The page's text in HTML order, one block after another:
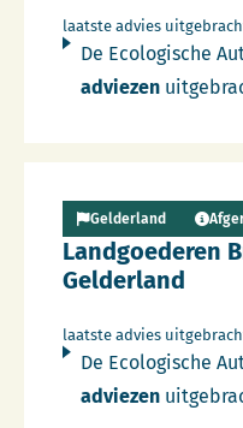
laatste advies
De Ecologische
adviezen
Landgoederen
Gelderland
Gelderland
laatste advies
De Ecologische
adviezen